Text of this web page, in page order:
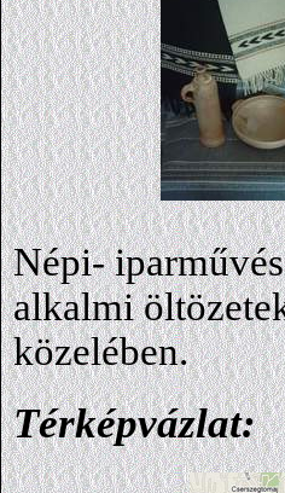
Népi-
alkalmi
közelében.
Térképvázlat: